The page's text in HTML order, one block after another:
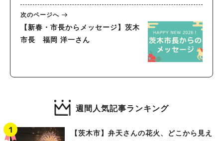
次のページへ
【新春・市長からメッセージ】茨木
市長 福岡 洋一さん
週間人気記事ランキング
【茨木市】弁天さんの花火、どこから見え